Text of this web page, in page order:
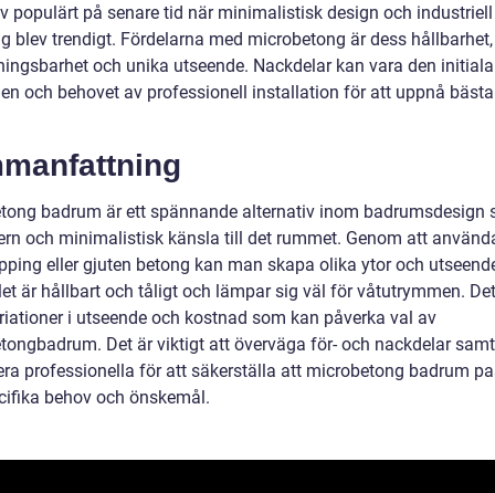
populärt på senare tid när minimalistisk design och industriell
blev trendigt. Fördelarna med microbetong är dess hållbarhet,
och unika utseende. Nackdelar kan vara den initiala
och behovet av professionell installation för att uppnå bästa
badrum är ett spännande alternativ inom badrumsdesign
och minimalistisk känsla till det rummet. Genom att
eller gjuten betong kan man skapa olika ytor och
är hållbart och tåligt och lämpar sig väl för våtutrymmen.
i utseende och kostnad som kan påverka val av
Det är viktigt att överväga för- och nackdelar samt
professionella för att säkerställa att microbetong badrum
behov och önskemål.